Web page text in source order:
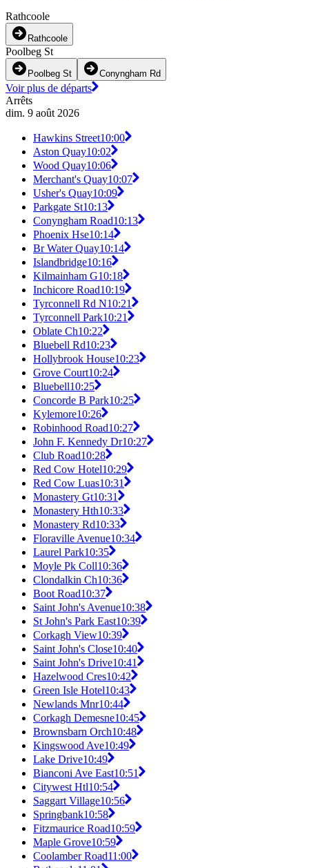
Rathcoole
Rathcoole
Poolbeg St
Poolbeg St Conyngham Rd
Voir plus de départs
Arrêts
dim. 9 août 2026
Hawkins Street10:00
Aston Quay10:02
Wood Quay10:06
Merchant's Quay10:07
Usher's Quay10:09
Parkgate St10:13
Conyngham Road10:13
Phoenix Hse10:14
Br Water Quay10:14
Islandbridge10:16
Kilmainham G10:18
Inchicore Road10:19
Tyrconnell Rd N10:21
Tyrconnell Park10:21
Oblate Ch10:22
Bluebell Rd10:23
Hollybrook House10:23
Grove Court10:24
Bluebell10:25
Concorde B Park10:25
Kylemore10:26
Robinhood Road10:27
John F. Kennedy Dr10:27
Club Road10:28
Red Cow Hotel10:29
Red Cow Luas10:31
Monastery Gt10:31
Monastery Hth10:33
Monastery Rd10:33
Floraville Avenue10:34
Laurel Park10:35
Moyle Pk Coll10:36
Clondalkin Ch10:36
Boot Road10:37
Saint John's Avenue10:38
St John's Park East10:39
Corkagh View10:39
Saint John's Close10:40
Saint John's Drive10:41
Hazelwood Cres10:42
Green Isle Hotel10:43
Newlands Mnr10:44
Corkagh Demesne10:45
Brownsbarn Orch10:48
Kingswood Ave10:49
Lake Drive10:49
Bianconi Ave East10:51
Citywest Htl10:54
Saggart Village10:56
Springbank10:58
Fitzmaurice Road10:59
Maple Grove10:59
Coolamber Road11:00